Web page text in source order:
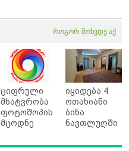
როგორ მოხვდე აქ
ციფრული
მხატვრობა
ფოტოშოპის
მცოდნე
იყიდება 4
ოთახიანი
ბინა
ნავთლუღში